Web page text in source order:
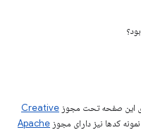
این صفحه تحت مجوز Creative
کدها نیز دارای مجوز Apache